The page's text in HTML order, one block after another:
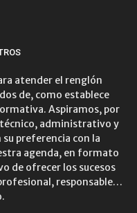
atender el renglón
de, como establece
Aspiramos, por
administrativo y
preferencia con la
agenda, en formato
de ofrecer los sucesos
responsable…